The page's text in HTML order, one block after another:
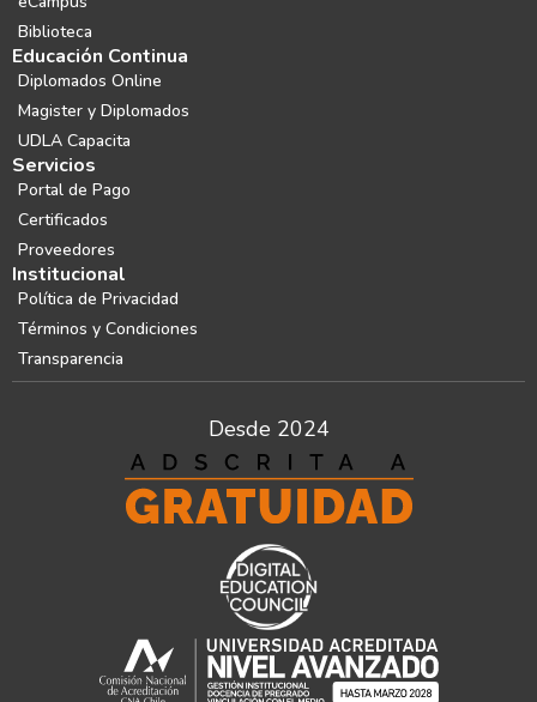
Biblioteca
Educación Continua
Diplomados Online
Magister y Diplomados
UDLA Capacita
Servicios
Portal de Pago
Certificados
Proveedores
Institucional
Política de Privacidad
Términos y Condiciones
Transparencia
Desde 2024